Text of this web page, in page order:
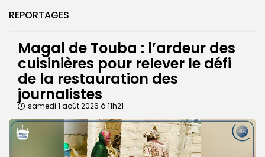
REPORTAGES
Magal de Touba : l’ardeur des
cuisinières pour relever le défi
de la restauration des
journalistes
samedi 1 août 2026 à 11h21